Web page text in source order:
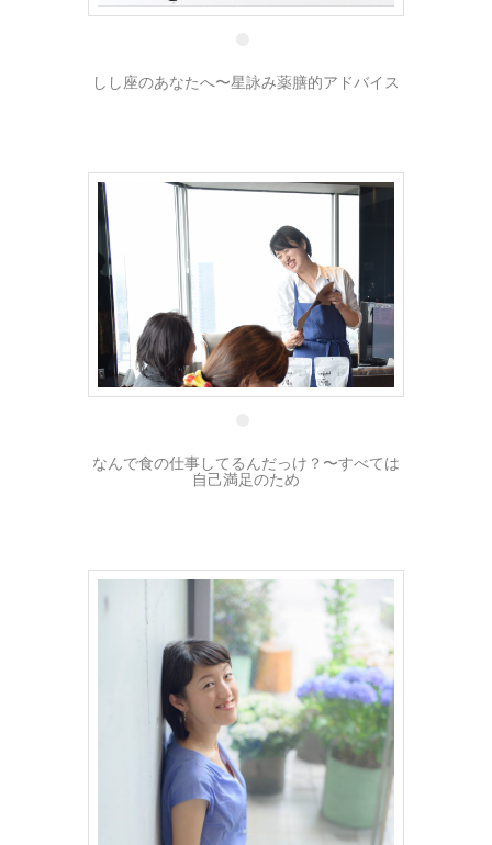
しし座のあなたへ〜星詠み薬膳的アドバイス
1 3月
なんで食の仕事してるんだっけ？〜すべては
自己満足のため